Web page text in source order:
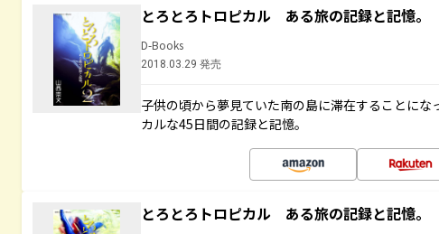
とろとろトロピカル ある旅の記録と記憶
D-Books
2018.03.29 発売
子供の頃から夢見ていた南の島に滞在することに
カルな45日間の記録と記憶。
とろとろトロピカル ある旅の記録と記憶